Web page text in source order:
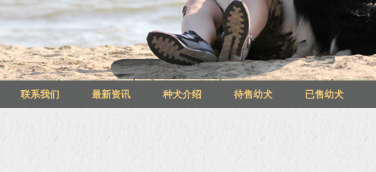
联系我们 最新资讯 种犬介绍 待售幼犬 已售幼犬